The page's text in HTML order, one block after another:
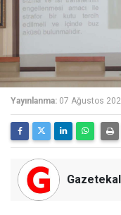
Yayınlanma: 07 Ağustos